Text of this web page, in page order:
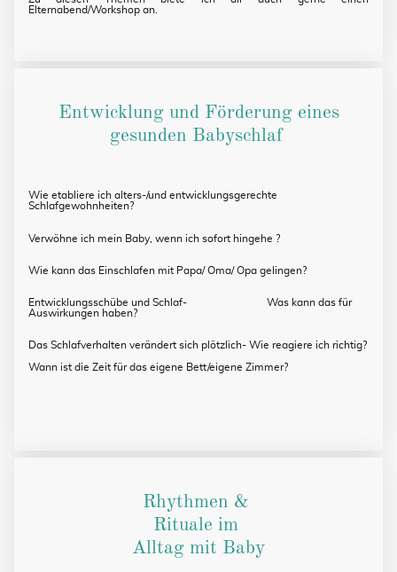
Elternabend/Workshop an.
Entwicklung und Förderung eines
gesunden Babyschlaf
Wie etabliere ich alters-/und entwicklungsgerechte
Schlafgewohnheiten?
Verwöhne ich mein Baby, wenn ich sofort hingehe ?
Wie kann das Einschlafen mit Papa/ Oma/ Opa gelingen?
Entwicklungsschübe und Schlaf- Was kann das für
Auswirkungen haben?
Das Schlafverhalten verändert sich plötzlich- Wie reagiere ich richtig?
Wann ist die Zeit für das eigene Bett/eigene Zimmer?
Rhythmen &
Rituale im
Alltag mit Baby